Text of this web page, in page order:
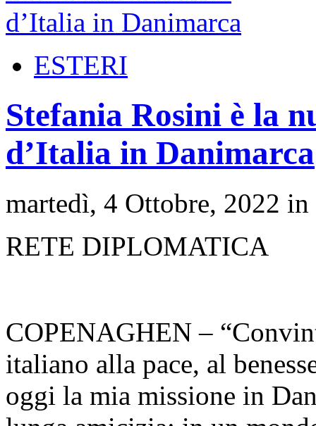
ESTERI
Stefania Rosini è la
d’Italia in Danimarca
martedì, 4 Ottobre, 2022 in
RETE DIPLOMATICA
COPENAGHEN –
italiano alla pace, al
oggi la mia missione in